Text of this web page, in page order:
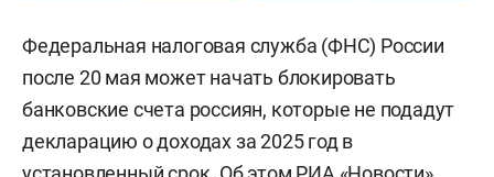
Федеральная налоговая служба (ФНС) России
после 20 мая может начать блокировать
банковские счета россиян, которые не подадут
декларацию о доходах за 2025 год в